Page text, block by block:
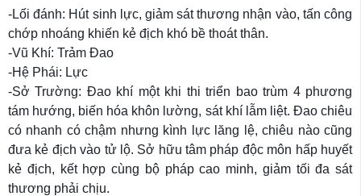
-Lối đánh: Hút sinh lực, giảm sát thương nhận vào, tấn công
chớp nhoáng khiến kẻ địch khó bề thoát thân.
-Vũ Khí: Trảm Đao
-Hệ Phái: Lực
-Sở Trường: Đao khí một khi thi triển bao trùm 4 phương
tám hướng, biến hóa khôn lường, sát khí lẫm liệt. Đao chiêu
có nhanh có chậm nhưng kình lực lăng lệ, chiêu nào cũng
đưa kẻ địch vào tử lộ. Sở hữu tâm pháp độc môn hấp huyết
kẻ địch, kết hợp cùng bộ pháp cao minh, giảm tối đa sát
thương phải chịu.